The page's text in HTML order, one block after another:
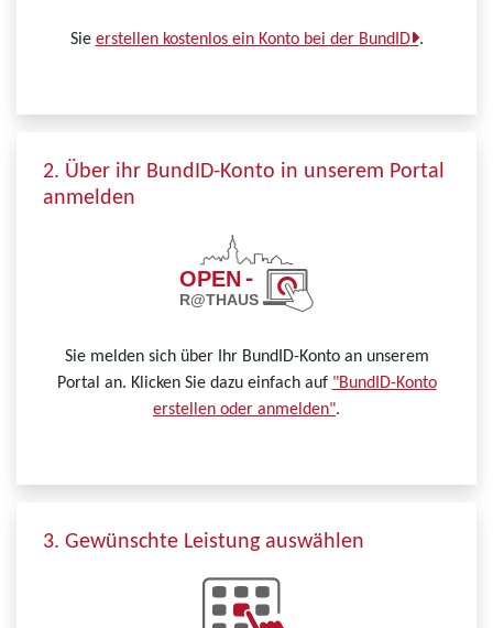
Sie erstellen kostenlos ein Konto bei der BundID .
2. Über ihr BundID-Konto in unserem Portal
anmelden
Sie melden sich über Ihr BundID-Konto an unserem
Portal an. Klicken Sie dazu einfach auf "BundID-Konto
erstellen oder anmelden".
3. Gewünschte Leistung auswählen